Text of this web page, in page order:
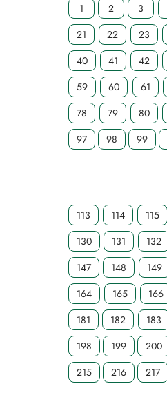
1 2 3
21
22 23
40
41 42
59
60 61
78
79 80
97
98 99
113 114 115
130
131 132
147
148 149
164
165 166
181
182 183
198
199 200
215
216 217